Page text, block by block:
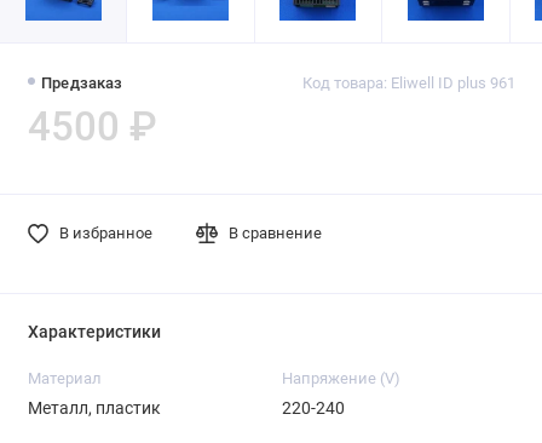
Предзаказ Код товара: Eliwell ID plus 961
4500 ₽
В избранное В сравнение
Характеристики
Материал
Металл, пластик
Напряжение (V)
220-240